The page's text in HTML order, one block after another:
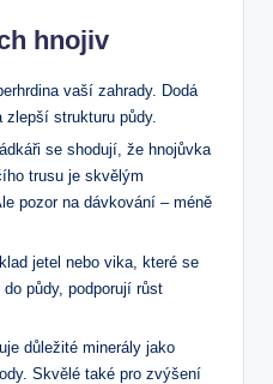
hnojiv
vaší zahrady. Dodá
zlepší strukturu půdy.
se shodují, že hnojůvka
trusu je skvělým
pozor na dávkování – méně
jetel nebo vika, které se
půdy, podporují růst
důležité minerály jako
Skvělé také pro zvýšení